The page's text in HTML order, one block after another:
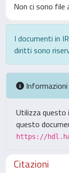
Non ci sono
I documenti in
diritti sono
Informazioni
Utilizza questo
questo
https://
Citazioni